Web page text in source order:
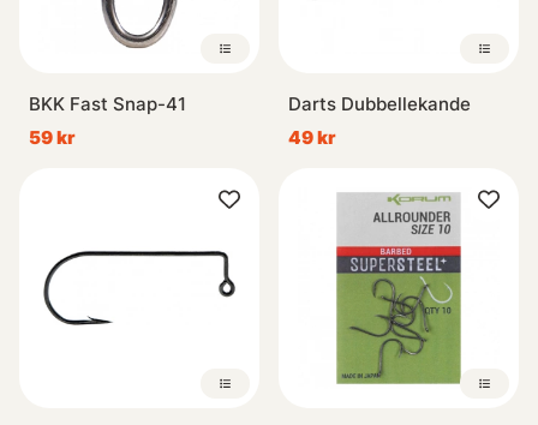
BKK Fast Snap-41
59 kr
Darts Dubbellekande
49 kr